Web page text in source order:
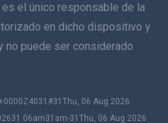
el único responsable de la
en dicho dispositivo y
no puede ser considerado
06 Aug 2026
06am31am-31Thu, 06 Aug 2026